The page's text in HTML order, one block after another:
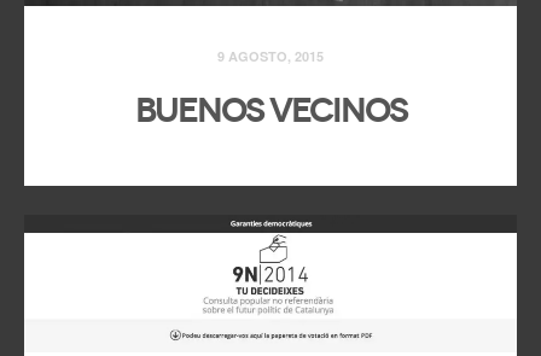
9 AGOSTO, 2015
Buenos vecinos